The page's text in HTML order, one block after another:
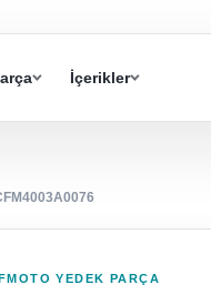
İçerikler
YEDEK PARÇA